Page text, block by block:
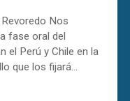
Nos
fase oral del
el Perú y Chile en la
que los fijará…